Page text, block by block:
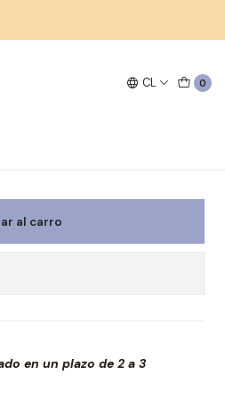
CL 0
lana
al carro
en un plazo de 2 a 3